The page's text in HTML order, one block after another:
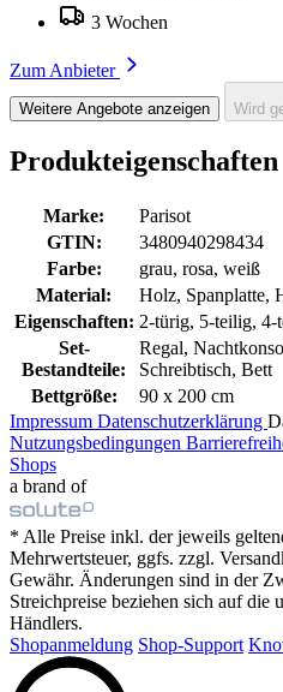
3 Wochen
Zum Anbieter
Weitere Angebote anzeigen Wird
Produkteigenschaften
Marke:
Parisot
GTIN:
3480940298434
Farbe:
grau, rosa, weiß
Material:
Holz, Spanplatte,
Eigenschaften: 2-türig, 5-teilig, 4-
Set-
Bestandteile:
Regal,
Schreibtisch, Bett
Bettgröße:
90 x 200 cm
Impressum Datenschutzerklärung
Nutzungsbedingungen
Shops
a brand of
* Alle Preise inkl. der jeweils
Mehrwertsteuer, ggfs. zzgl.
Gewähr. Änderungen sind in der
Streichpreise beziehen sich auf die
Händlers.
Shopanmeldung Shop-Support